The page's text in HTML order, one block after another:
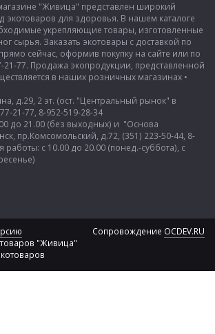
"Живица" представлен широкий
экотоваров для здоровья. В нашем каталоге
укрепляющие товары, изготовленные
сырья. Заказать экотовары с доставкой по
сейчас, оформив покупку на сайте или по
21-77. Продажа экопродукции, представленной
в наших розничных магазинах •
д.29, 2 эт. (ост. "Центральный рынок" в
21-77, 8-952-519-28-34
до 21.00 (без выходных) и "Основа
пр.Комсомольский, д.72, (351) 223-50-44, 8-
работы: с 10.00 до 20.00 (понед.-суббота), с
"Живица"
Сопровождение OCDEV.RU